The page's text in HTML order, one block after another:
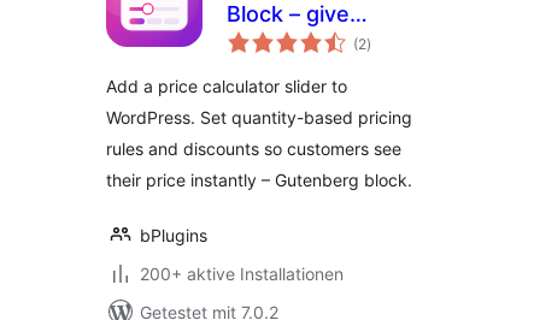
Block – give
customers instant
(2Bewertungen
insgesamt
)
Add a price calculator slider to
WordPress. Set quantity-based pricing
rules and discounts so customers see
their price instantly – Gutenberg block.
bPlugins
200+ aktive Installationen
Getestet mit 7.0.2